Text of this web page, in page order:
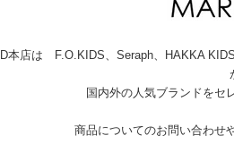
本店は F.O.KIDS、Seraph、HAKKA
国内外の人気ブランドをセ
商品についてのお問い合わせ